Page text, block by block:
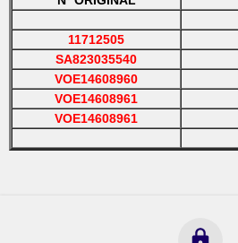
11712505
SA823035540
VOE14608960
VOE14608961
VOE14608961